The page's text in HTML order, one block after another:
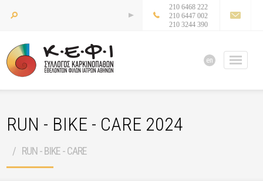
210 6468 222
210 6447 002
210 3244 390
en
RUN - BIKE - CARE 2024
RUN - BIKE - CARE